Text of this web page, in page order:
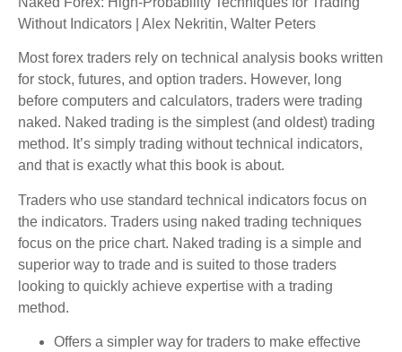
Without Indicators | Alex Nekritin, Walter Peters
Most forex traders rely on technical analysis books written
for stock, futures, and option traders. However, long
before computers and calculators, traders were trading
naked. Naked trading is the simplest (and oldest) trading
method. It’s simply trading without technical indicators,
and that is exactly what this book is about.
Traders who use standard technical indicators focus on
the indicators. Traders using naked trading techniques
focus on the price chart. Naked trading is a simple and
superior way to trade and is suited to those traders
looking to quickly achieve expertise with a trading
method.
Offers a simpler way for traders to make effective